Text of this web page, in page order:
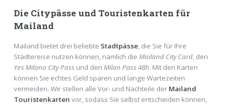
Die Citypässe und Touristenkarten für
Mailand
Mailand bietet drei beliebte Stadtpässe, die Sie für Ihre
Städtereise nutzen können, nämlich die Mailand City Card, den
Yes Milano City Passund den Milan Pass 48h. Mit den Karten
können Sie echtes Geld sparen und lange Wartezeiten
vermeiden. Wir stellen alle Vor- und Nachteile der Mailand
Touristenkarten vor, sodass Sie selbst entscheiden können,